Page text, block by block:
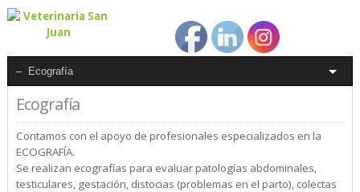
Ecografía
Contamos con el apoyo de profesionales especializados en la
ECOGRAFÍA.
Se realizan ecografías para evaluar patologías abdominales,
testiculares, gestación, distocias (problemas en el parto), colectas